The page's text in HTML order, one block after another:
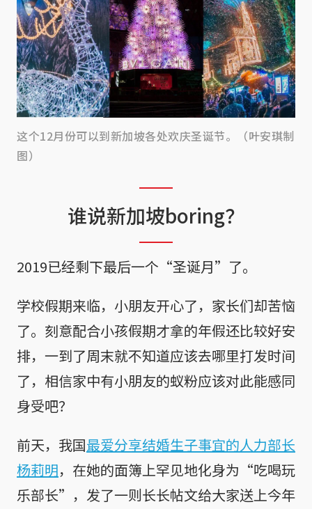
这个12月份可以到新加坡各处欢庆圣诞节。（叶安琪制
图）
谁说新加坡boring？
2019已经剩下最后一个“圣诞月”了。
学校假期来临，小朋友开心了，家长们却苦恼
了。刻意配合小孩假期才拿的年假还比较好安
排，一到了周末就不知道应该去哪里打发时间
了，相信家中有小朋友的蚁粉应该对此能感同
身受吧？
前天，我国最爱分享结婚生子事宜的人力部长
杨莉明，在她的面簿上罕见地化身为“吃喝玩
乐部长”，发了一则长长帖文给大家送上今年